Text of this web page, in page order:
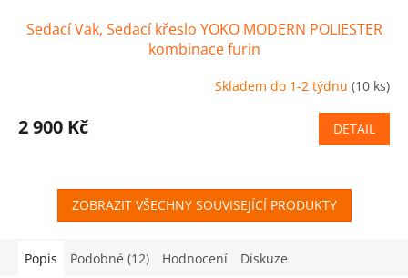
Sedací Vak, Sedací křeslo YOKO MODERN POLIESTER
kombinace furin
Skladem do 1-2 týdnu (10 ks)
2 900 Kč DETAIL
ZOBRAZIT VŠECHNY SOUVISEJÍCÍ PRODUKTY
Popis Podobné (12) Hodnocení Diskuze